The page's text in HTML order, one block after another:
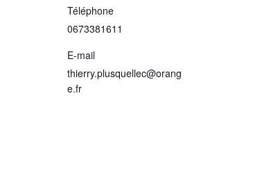
Téléphone
0673381611
E-mail
thierry.plusquellec@orang
e.fr